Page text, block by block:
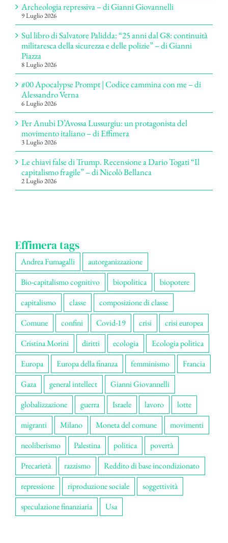
Archeologia repressiva – di Gianni Giovannelli
9 Luglio 2026
Sul libro di Salvatore Palidda: “25 anni dal G8: continuità
militaresca della sicurezza e delle polizie” – di Gianni
Piazza
8 Luglio 2026
#00 Apocalypse Prompt | Codice cammina con me – di
Alessandro Verna
6 Luglio 2026
Per Anubi D’Avossa Lussurgiu: un protagonista del
movimento italiano – di Effimera
3 Luglio 2026
Le chiavi false di Trump. Recensione a Dario Togati “Il
capitalismo fragile” – di Nicolò Bellanca
2 Luglio 2026
Effimera tags
Andrea Fumagalli
autorganizzazione
Bio-capitalismo cognitivo
biopolitica
biopotere
capitalismo
classe
composizione di classe
Comune
confini Covid-19 crisi
crisi europea
Cristina Morini
diritti ecologia
Ecologia politica
Europa
Europa della finanza femminismo
Francia
Gaza
general intellect
Gianni Giovannelli
globalizzazione
guerra Israele lavoro
lotte
migranti
Milano Moneta del comune
movimenti
neoliberismo
Palestina politica
povertà
Precarietà
razzismo
Reddito di base incondizionato
repressione
riproduzione sociale
soggettività
speculazione finanziaria
Usa